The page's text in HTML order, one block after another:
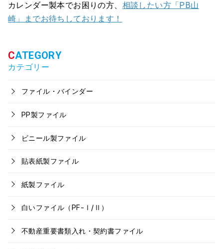
カレンダー製本でお困りの方、 相談したい方「PB山
崎」までお待ちしております！
カテゴリー
ファイル・バインダー
PP製ファイル
ビニール製ファイル
貼表紙製ファイル
紙製ファイル
白いファイル（PF-Ⅰ/Ⅱ）
不動産重要書類入れ・契約書ファイル